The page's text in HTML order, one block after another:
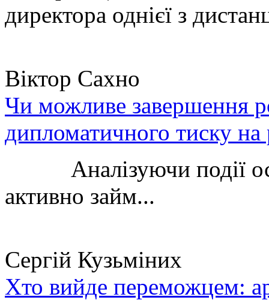
директора однієї з
Віктор Сахно
Чи можливе завершення
дипломатичного тиску
Аналізуючи події
активно займ...
Сергій Кузьміних
Хто вийде переможцем: